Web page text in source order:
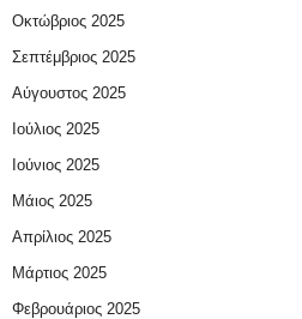
Οκτώβριος 2025
Σεπτέμβριος 2025
Αύγουστος 2025
Ιούλιος 2025
Ιούνιος 2025
Μάιος 2025
Απρίλιος 2025
Μάρτιος 2025
Φεβρουάριος 2025